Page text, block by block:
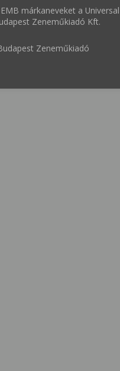
márkaneveket a Universal
Zeneműkiadó Kft.
Zeneműkiadó